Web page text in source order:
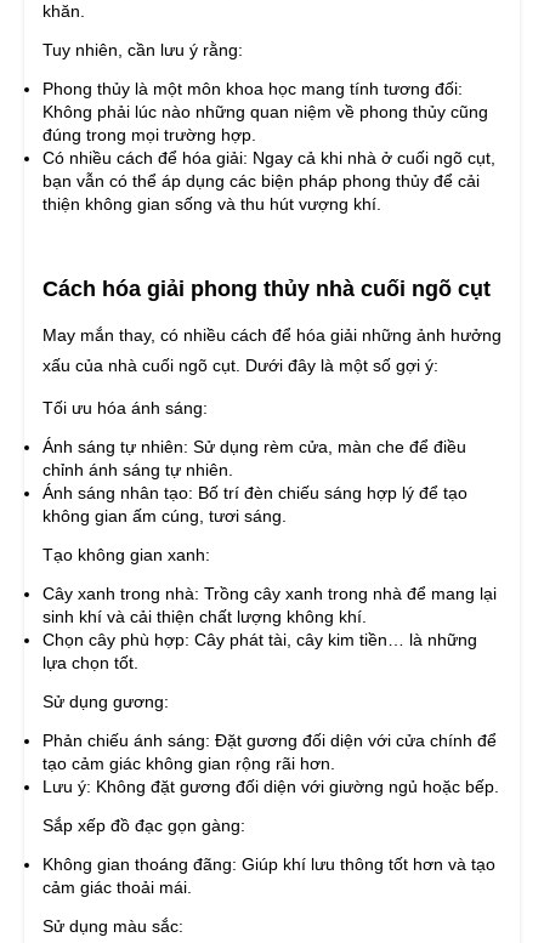
khăn.
Tuy nhiên, cần lưu ý rằng:
Phong thủy là một môn khoa học mang tính tương đối:
Không phải lúc nào những quan niệm về phong thủy cũng
đúng trong mọi trường hợp.
Có nhiều cách để hóa giải: Ngay cả khi nhà ở cuối ngõ cụt,
bạn vẫn có thể áp dụng các biện pháp phong thủy để cải
thiện không gian sống và thu hút vượng khí.
Cách hóa giải phong thủy nhà cuối ngõ cụt
May mắn thay, có nhiều cách để hóa giải những ảnh hưởng
xấu của nhà cuối ngõ cụt. Dưới đây là một số gợi ý:
Tối ưu hóa ánh sáng:
Ánh sáng tự nhiên: Sử dụng rèm cửa, màn che để điều
chỉnh ánh sáng tự nhiên.
Ánh sáng nhân tạo: Bố trí đèn chiếu sáng hợp lý để tạo
không gian ấm cúng, tươi sáng.
Tạo không gian xanh:
Cây xanh trong nhà: Trồng cây xanh trong nhà để mang lại
sinh khí và cải thiện chất lượng không khí.
Chọn cây phù hợp: Cây phát tài, cây kim tiền… là những
lựa chọn tốt.
Sử dụng gương:
Phản chiếu ánh sáng: Đặt gương đối diện với cửa chính để
tạo cảm giác không gian rộng rãi hơn.
Lưu ý: Không đặt gương đối diện với giường ngủ hoặc bếp.
Sắp xếp đồ đạc gọn gàng:
Không gian thoáng đãng: Giúp khí lưu thông tốt hơn và tạo
cảm giác thoải mái.
Sử dụng màu sắc: